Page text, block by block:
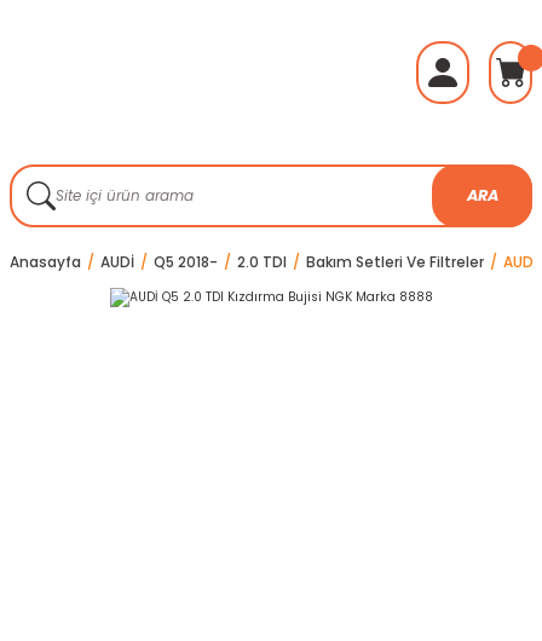
ARA
Anasayfa AUDİ Q5 2018- 2.0 TDI Bakım Setleri Ve Filtreler